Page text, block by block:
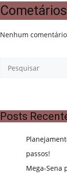
Nenhum
Posts
passos!
Mega-Sena